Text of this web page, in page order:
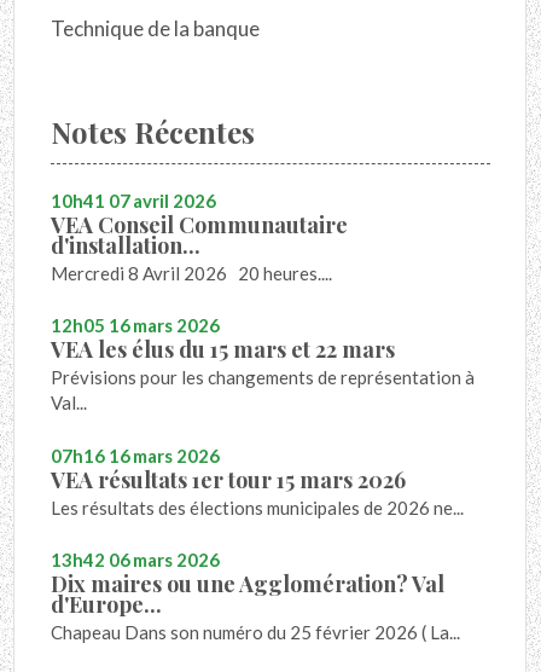
Technique de la banque
Notes Récentes
10h41 07avril 2026
VEA Conseil Communautaire
d'installation...
Mercredi 8 Avril 2026 20 heures....
12h05 16mars 2026
VEA les élus du 15 mars et 22 mars
Prévisions pour les changements de représentation à
Val...
07h16 16mars 2026
VEA résultats 1er tour 15 mars 2026
Les résultats des élections municipales de 2026 ne...
13h42 06mars 2026
Dix maires ou une Agglomération? Val
d'Europe...
Chapeau Dans son numéro du 25 février 2026 ( La...